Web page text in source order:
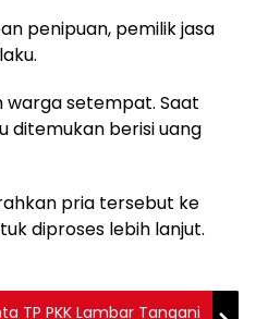
penipuan, pemilik jasa
warga setempat. Saat
ditemukan berisi uang
pria tersebut ke
diproses lebih lanjut.
TP PKK Lambar Tangani